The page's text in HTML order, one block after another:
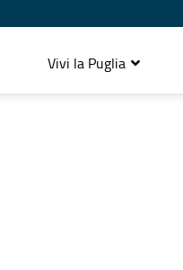
Vivi la Puglia